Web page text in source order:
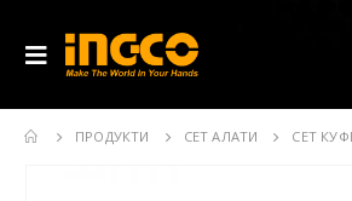
ПРОДУКТИ СЕТ АЛАТИ СЕТ